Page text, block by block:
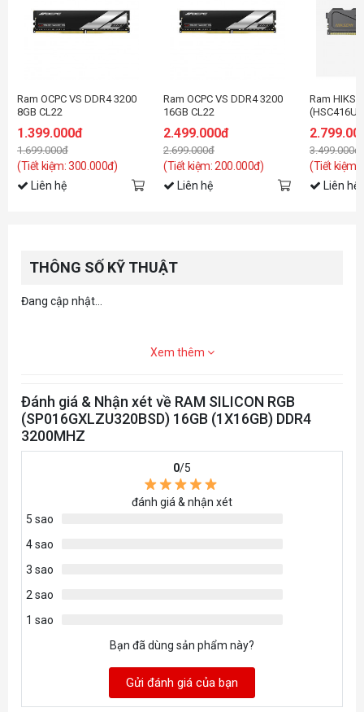
Ram OCPC VS DDR4 3200
8GB CL22
1.399.000đ
1.699.000đ
(Tiết kiệm: 300.000đ)
Liên hệ
Ram OCPC VS DDR4 3200
16GB CL22
2.499.000đ
2.699.000đ
(Tiết kiệm: 200.000đ)
Liên hệ
Ram
3.499.000đ
(Tiết kiệm:
Liên hệ
THÔNG SỐ KỸ THUẬT
Đang cập nhật...
Xem thêm
Đánh giá & Nhận xét về RAM SILICON RGB
(SP016GXLZU320BSD) 16GB (1X16GB) DDR4
3200MHZ
0/5
đánh giá & nhận xét
5 sao
4 sao
3 sao
2 sao
1 sao
Bạn đã dùng sản phẩm này?
Gửi đánh giá của bạn